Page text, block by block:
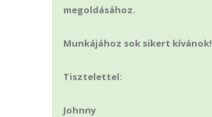
megoldásához.
Munkájához sok sikert kívánok!
Tisztelettel:
Johnny